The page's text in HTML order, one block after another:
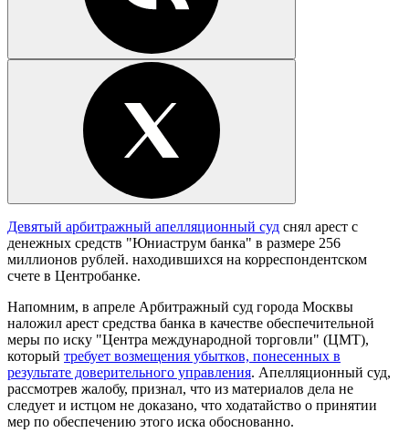
Девятый арбитражный апелляционный суд снял арест с
денежных средств "Юниаструм банка" в размере 256
миллионов рублей. находившихся на корреспондентском
счете в Центробанке.
Напомним, в апреле Арбитражный суд города Москвы
наложил арест средства банка в качестве обеспечительной
меры по иску "Центра международной торговли" (ЦМТ),
который требует возмещения убытков, понесенных в
результате доверительного управления. Апелляционный суд,
рассмотрев жалобу, признал, что из материалов дела не
следует и истцом не доказано, что ходатайство о принятии
мер по обеспечению этого иска обоснованно.